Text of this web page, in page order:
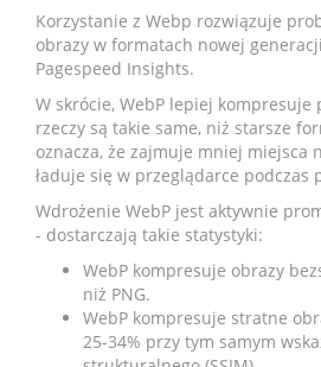
Korzystanie z Webp rozwiązuje
obrazy w formatach nowej
Pagespeed Insights.
W skrócie, WebP lepiej kompresuje
rzeczy są takie same, niż starsze
oznacza, że zajmuje mniej miejsca
ładuje się w przeglądarce podczas
Wdrożenie WebP jest aktywnie
- dostarczają takie statystyki:
WebP kompresuje obrazy
niż PNG.
WebP kompresuje stratne
25-34% przy tym samym